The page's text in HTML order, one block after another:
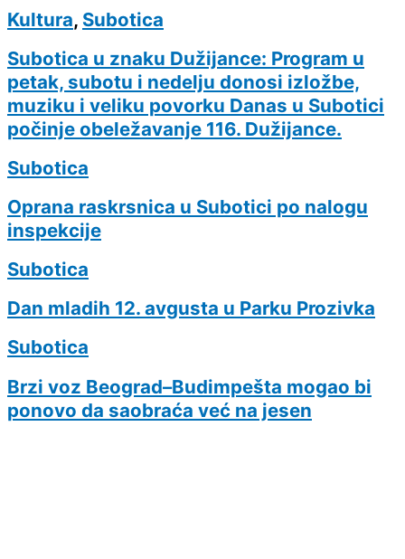
Kultura, Subotica
Subotica u znaku Dužijance: Program u
petak, subotu i nedelju donosi izložbe,
muziku i veliku povorku Danas u Subotici
počinje obeležavanje 116. Dužijance.
Subotica
Oprana raskrsnica u Subotici po nalogu
inspekcije
Subotica
Dan mladih 12. avgusta u Parku Prozivka
Subotica
Brzi voz Beograd–Budimpešta mogao bi
ponovo da saobraća već na jesen